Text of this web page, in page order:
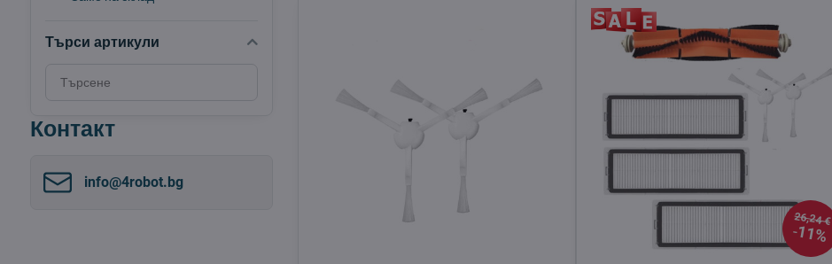
26,24 €
11%
Търси артикули
за
по
Контакт
info​@4robot​.bg